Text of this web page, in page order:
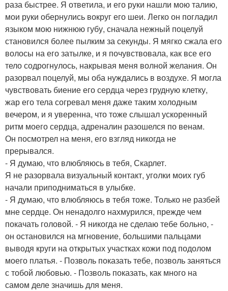
раза быстрее. Я ответила, и его руки нашли мою талию,
мои руки обернулись вокруг его шеи. Легко он погладил
языком мою нижнюю губу, сначала нежный поцелуй
становился более пылким за секунды. Я мягко сжала его
волосы на его затылке, и я почувствовала, как все его
тело содрогнулось, накрывая меня волной желания. Он
разорвал поцелуй, мы оба нуждались в воздухе. Я могла
чувствовать биение его сердца через грудную клетку,
жар его тела согревал меня даже таким холодным
вечером, и я уверенна, что тоже слышал ускоренный
ритм моего сердца, адреналин разошелся по венам.
Он посмотрел на меня, его взгляд никогда не
прерывался.
- Я думаю, что влюбляюсь в тебя, Скарлет.
Я не разорвала визуальный контакт, уголки моих губ
начали приподниматься в улыбке.
- Я думаю, что влюбляюсь в тебя тоже. Только не разбей
мне сердце. Он ненадолго нахмурился, прежде чем
покачать головой. - Я никогда не сделаю тебе больно, -
он остановился на мгновение, большими пальцами
выводя круги на открытых участках кожи под подолом
моего платья. - Позволь показать тебе, позволь заняться
с тобой любовью. - Позволь показать, как много на
самом деле значишь для меня.